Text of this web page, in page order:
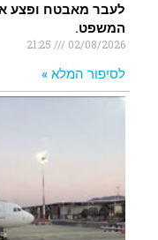
לעבר מאבטח ופצע
המשפט.
02/08/2026
לסיפור המלא »